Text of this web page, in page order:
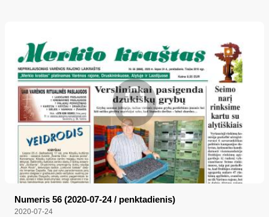
Numeris 56 (2020-07-24 / penktadienis)
2020-07-24